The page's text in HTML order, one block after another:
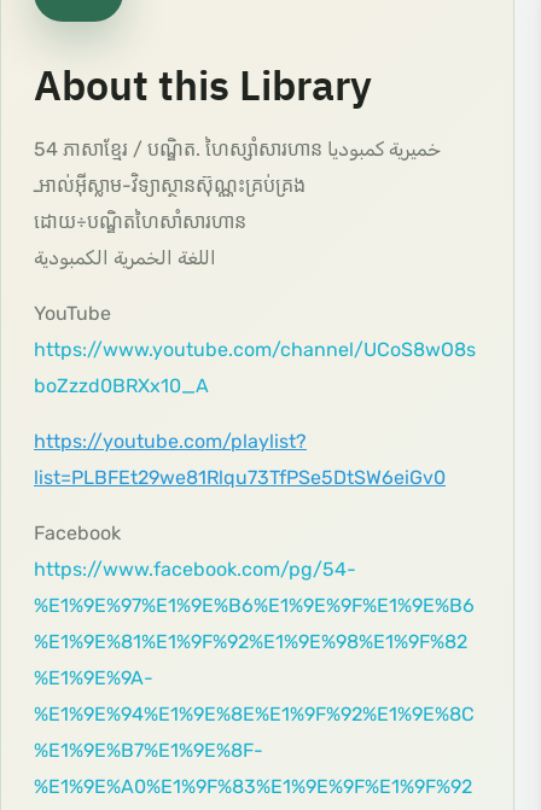
About this Library
54 ភាសាខ្មែរ / បណ្ឌិត. ហៃស្សាំសារហាន خميرية كمبوديا
ـអាល់អ៊ីស្លាម-វិទ្យាស្ថានស៊ុណ្ណះគ្រប់គ្រង
ដោយ÷បណ្ឌិតហៃសាំសារហាន
اللغة الخمرية الكمبودية
YouTube
https://www.youtube.com/channel/UCoS8wO8s
boZzzd0BRXx10_A
https://youtube.com/playlist?
list=PLBFEt29we81Rlqu73TfPSe5DtSW6eiGv0
Facebook
https://www.facebook.com/pg/54-
%E1%9E%97%E1%9E%B6%E1%9E%9F%E1%9E%B6
%E1%9E%81%E1%9F%92%E1%9E%98%E1%9F%82
%E1%9E%9A-
%E1%9E%94%E1%9E%8E%E1%9F%92%E1%9E%8C
%E1%9E%B7%E1%9E%8F-
%E1%9E%A0%E1%9F%83%E1%9E%9F%E1%9F%92